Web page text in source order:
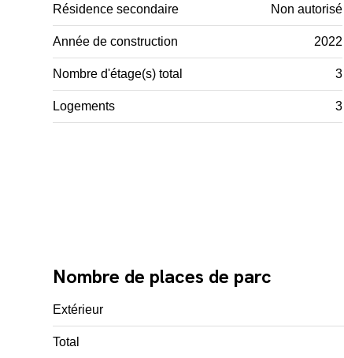
Résidence secondaire Non autorisé
Année de construction 2022
Nombre d'étage(s) total 3
Logements 3
Nombre de places de parc
Extérieur
Total